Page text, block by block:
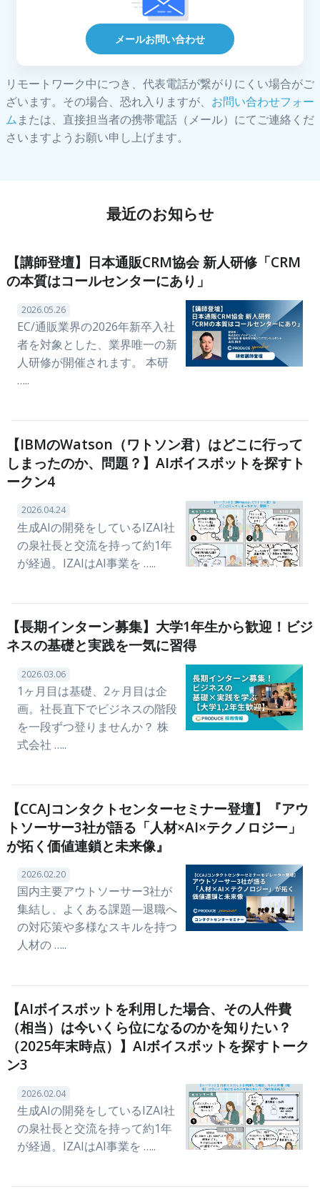
メールお問い合わせ
リモートワーク中につき、代表電話が繋がりにくい場合がご
ざいます。その場合、恐れ入りますが、 お問い合わせフォー
ムまたは、直接担当者の携帯電話（メール）にてご連絡くだ
さいますようお願い申し上げます。
最近のお知らせ
【講師登壇】日本通販CRM協会 新人研修「CRM
の本質はコールセンターにあり」
2026.05.26
EC/通販業界の2026年新卒入社
者を対象とした、業界唯一の新
人研修が開催されます。 本研
…..
【IBMのWatson（ワトソン君）はどこに行って
しまったのか、問題？】AIボイスボットを探すト
ークン4
2026.04.24
生成AIの開発をしているIZAI社
の泉社長と交流を持って約1年
が経過。IZAIはAI事業を …..
【長期インターン募集】大学1年生から歓迎！ビジ
ネスの基礎と実践を一気に習得
2026.03.06
1ヶ月目は基礎、2ヶ月目は企
画。社長直下でビジネスの階段
を一段ずつ登りませんか？ 株
式会社 …..
【CCAJコンタクトセンターセミナー登壇】『アウ
トソーサー3社が語る「人材×AI×テクノロジー」
が拓く価値連鎖と未来像』
2026.02.20
国内主要アウトソーサー3社が
集結し、よくある課題—退職へ
の対応策や多様なスキルを持つ
人材の …..
【AIボイスボットを利用した場合、その人件費
（相当）は今いくら位になるのかを知りたい？
（2025年末時点）】AIボイスボットを探すトーク
ン3
2026.02.04
生成AIの開発をしているIZAI社
の泉社長と交流を持って約1年
が経過。IZAIはAI事業を …..